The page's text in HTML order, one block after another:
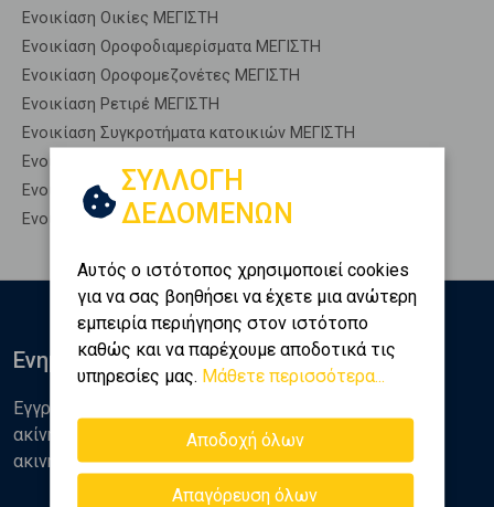
Ενοικίαση Οικίες ΜΕΓΙΣΤΗ
Ενοικίαση Οροφοδιαμερίσματα ΜΕΓΙΣΤΗ
Ενοικίαση Οροφομεζονέτες ΜΕΓΙΣΤΗ
Ενοικίαση Ρετιρέ ΜΕΓΙΣΤΗ
Ενοικίαση Συγκροτήματα κατοικιών ΜΕΓΙΣΤΗ
Ενοικίαση Υπόγεια ΜΕΓΙΣΤΗ
Ενοικίαση Υπόσκαφα ΜΕΓΙΣΤΗ
Ενοικίαση Υπολ. υψουν ΜΕΓΙΣΤΗ
ΣΥΛΛΟΓΗ
ΔΕΔΟΜΕΝΩΝ
Αυτός ο ιστότοπος χρησιμοποιεί cookies
για να σας βοηθήσει να έχετε μια ανώτερη
εμπειρία περιήγησης στον ιστότοπο
καθώς και να παρέχουμε αποδοτικά τις
υπηρεσίες μας. Μάθετε περισσότερα...
Αποδοχή όλων
Απαγόρευση όλων
Ενημερωθείτε
Εγγραφείτε στο newsletter της Golden Home για νέα
ακίνητα, αναλύσεις και διάφορα θέματα της αγοράς
ακινήτων